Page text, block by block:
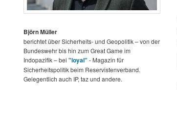
Björn Müller
berichtet über Sicherheits- und Geopolitik – von der
Bundeswehr bis hin zum Great Game im
Indopazifik – bei"loyal" - Magazin für
Sicherheitspolitik beim Reservistenverband.
Gelegentlich auch IP, taz und andere.